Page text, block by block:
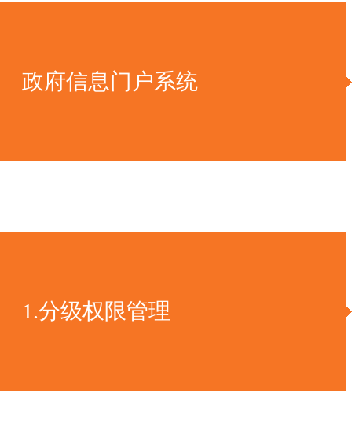
政府信息门户系统
1.分级权限管理